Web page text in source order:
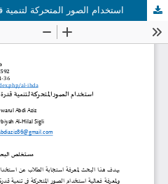
استخدام الصور المتحركة لتنمية